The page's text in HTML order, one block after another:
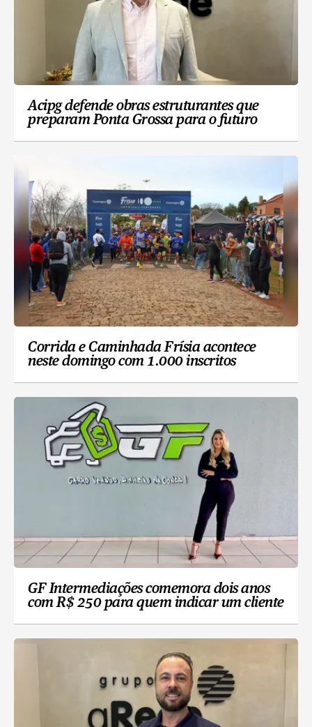
Acipg defende obras estruturantes que
preparam Ponta Grossa para o futuro
Corrida e Caminhada Frísia acontece
neste domingo com 1.000 inscritos
GF Intermediações comemora dois anos
com R$ 250 para quem indicar um cliente